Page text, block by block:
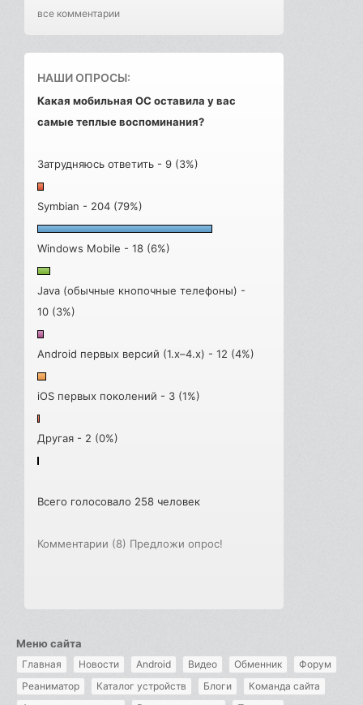
все комментарии
НАШИ ОПРОСЫ:
Какая мобильная ОС оставила у вас
самые теплые воспоминания?
Затрудняюсь ответить - 9 (3%)
Symbian - 204 (79%)
Windows Mobile - 18 (6%)
Java (обычные кнопочные телефоны) -
10 (3%)
Android первых версий (1.x–4.x) - 12 (4%)
iOS первых поколений - 3 (1%)
Другая - 2 (0%)
Всего голосовало 258 человек
Комментарии (8) Предложи опрос!
Меню сайта
Главная Новости Android Видео Обменник
Форум
Реаниматор
Каталог устройств Блоги
Команда сайта